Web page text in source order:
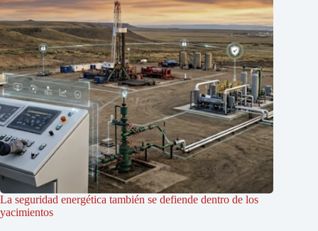
La seguridad energética también se defiende dentro de los
yacimientos